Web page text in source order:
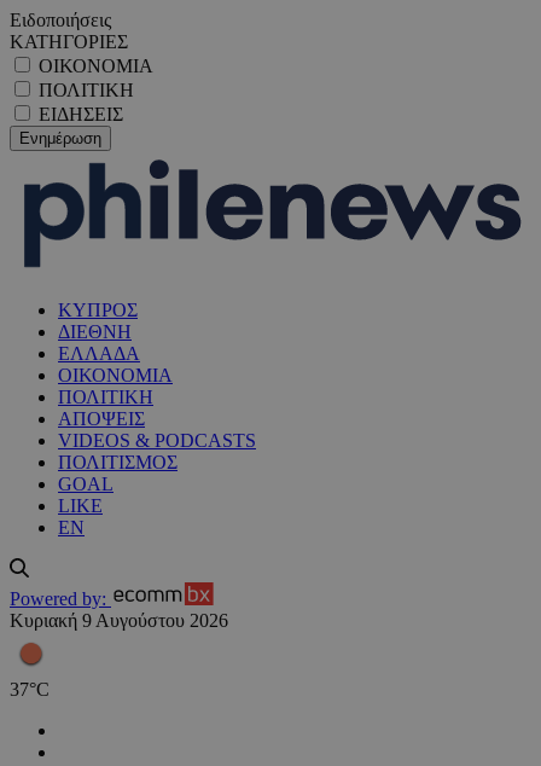
Ειδοποιήσεις
ΚΑΤΗΓΟΡΙΕΣ
ΟΙΚΟΝΟΜΙΑ
ΠΟΛΙΤΙΚΗ
ΕΙΔΗΣΕΙΣ
ΚΥΠΡΟΣ
ΔΙΕΘΝΗ
ΕΛΛΑΔΑ
ΟΙΚΟΝΟΜΙΑ
ΠΟΛΙΤΙΚΗ
ΑΠΟΨΕΙΣ
VIDEOS & PODCASTS
ΠΟΛΙΤΙΣΜΟΣ
GOAL
LIKE
EN
Powered by:
Κυριακή 9 Αυγούστου 2026
37°C